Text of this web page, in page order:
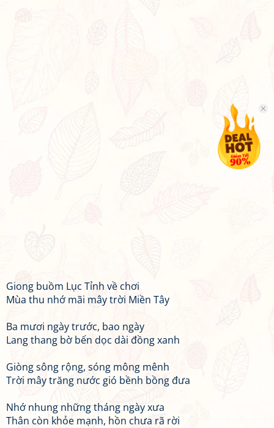
Giong buồm Lục Tỉnh về chơi
Mùa thu nhớ mãi mây trời Miền Tây
Ba mươi ngày trước, bao ngày
Lang thang bờ bến dọc dài đồng xanh
Giòng sông rộng, sóng mông mênh
Trời mây trăng nước gió bềnh bồng đưa
Nhớ nhung những tháng ngày xưa
Thân còn khỏe mạnh, hồn chưa rã rời